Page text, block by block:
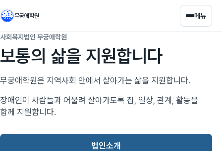
무궁애학원 메뉴
사회복지법인 무궁애학원
보통의 삶을 지원합니다
무궁애학원은 지역사회 안에서 살아가는 삶을 지원합니다.
장애인이 사람들과 어울려 살아가도록 집, 일상, 관계, 활동을
함께 지원합니다.
법인소개